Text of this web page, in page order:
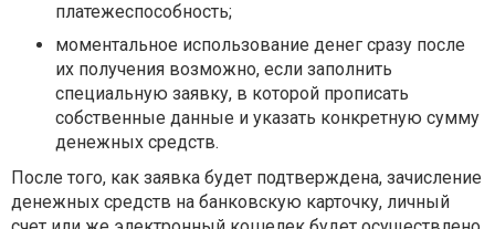
платежеспособность;
моментальное использование денег сразу после
их получения возможно, если заполнить
специальную заявку, в которой прописать
собственные данные и указать конкретную сумму
денежных средств.
После того, как заявка будет подтверждена, зачисление
денежных средств на банковскую карточку, личный